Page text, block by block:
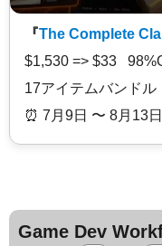
『The Complete
$1,530 => $33
17アイテムバンドル
⏰️ 7月9日 〜 8月13
Game Dev